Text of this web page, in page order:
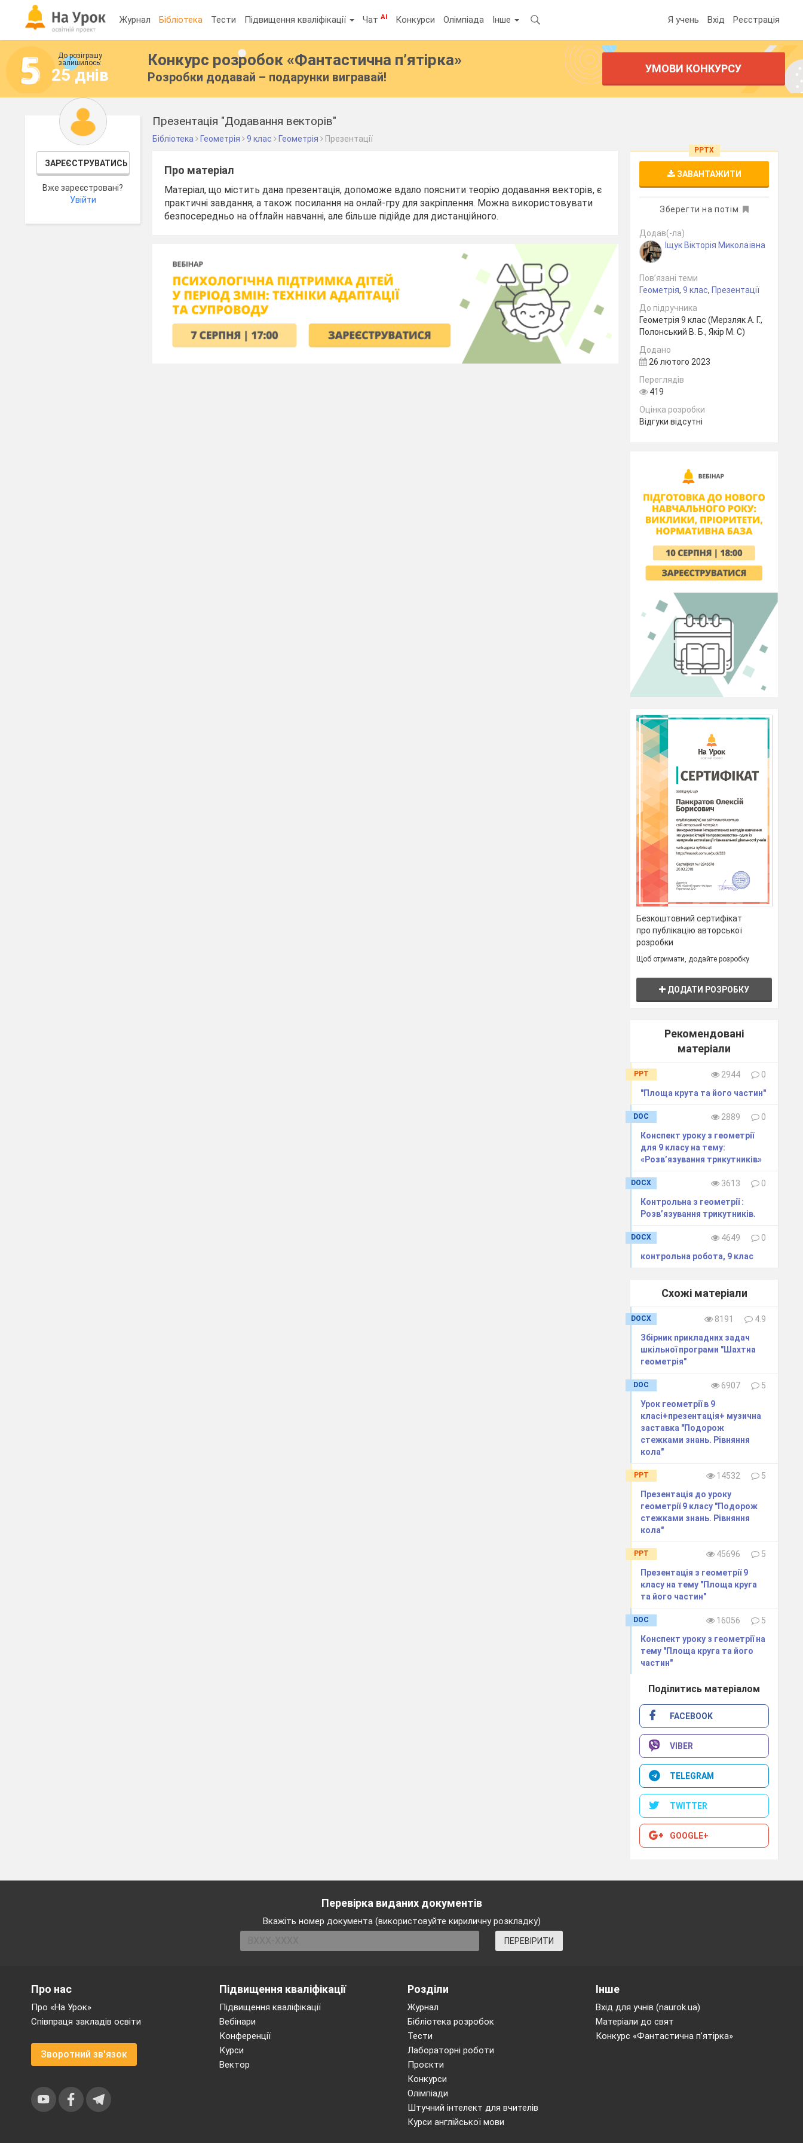
Журнал Бібліотека Тести Підвищення кваліфікації ЧатAI Конкурси Олімпіада Інше Я учень Вхід Реєстрація
До розіграшу
залишилось:
25 днів
Конкурс розробок «Фантастична п’ятірка»
Розробки додавай – подарунки вигравай!
УМОВИ КОНКУРСУ
ЗАРЕЄСТРУВАТИСЬ
Вже зареєстровані?
Увійти
Презентація "Додавання векторів"
Бібліотека Геометрія 9 клас Геометрія Презентації
Про матеріал
Матеріал, що містить дана презентація, допоможе вдало пояснити теорію додавання векторів, є
практичні завдання, а також посилання на онлай-гру для закріплення. Можна використовувати
безпосередньо на offлайн навчанні, але більше підійде для дистанційного.
PPTX
ЗАВАНТАЖИТИ
Зберегти на потім
Додав(-ла)
Іщук Вікторія Миколаївна
Пов’язані теми
Геометрія,9 клас, Презентації
До підручника
Геометрія 9 клас (Мерзляк А. Г.,
Полонський В. Б., Якір М. С)
Додано
26 лютого 2023
Переглядів
419
Оцінка розробки
Відгуки відсутні
Безкоштовний сертифікат
про публікацію авторської
розробки
Щоб отримати, додайте розробку
ДОДАТИ РОЗРОБКУ
Рекомендовані
матеріали
PPT 2944
0
"Площа крута та його частин"
DOC 2889
0
Конспект уроку з геометрії
для 9 класу на тему:
«Розв’язування трикутників»
DOCX 3613
0
Контрольна з геометрії :
Розв’язування трикутників.
DOCX 4649
0
контрольна робота, 9 клас
Схожі матеріали
DOCX 8191
4.9
Збірник прикладних задач
шкільної програми "Шахтна
геометрія"
DOC 6907
5
Урок геометрії в 9
класі+презентація+ музична
заставка "Подорож
стежками знань. Рівняння
кола"
PPT 14532
5
Презентація до уроку
геометрії 9 класу "Подорож
стежками знань. Рівняння
кола"
PPT 45696
5
Презентація з геометрії 9
класу на тему "Площа круга
та його частин"
DOC 16056
5
Конспект уроку з геометрії на
тему "Площа круга та його
частин"
Поділитись матеріалом
FACEBOOK
VIBER
TELEGRAM
TWITTER
GOOGLE+
Перевірка виданих документів
Вкажіть номер документа (використовуйте кириличну розкладку)
ПЕРЕВІРИТИ
Підвищення кваліфікації
Підвищення кваліфікації
Вебінари
Конференції
Курси
Вектор
Розділи
Журнал
Бібліотека розробок
Тести
Лабораторні роботи
Проєкти
Конкурси
Олімпіади
Штучний інтелект для вчителів
Курси англійської мови
Про нас
Про «На Урок»
Співпраця закладів освіти
Зворотний зв'язок
Інше
Вхід для учнів (naurok.ua)
Матеріали до свят
Конкурс «Фантастична п’ятірка»